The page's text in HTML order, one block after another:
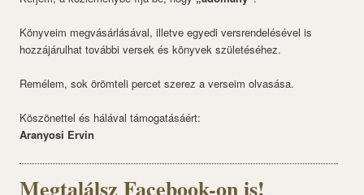
Könyveim megvásárlásával, illetve egyedi versrendelésével is
hozzájárulhat további versek és könyvek születéséhez.
Remélem, sok örömteli percet szerez a verseim olvasása.
Köszönettel és hálával támogatásáért:
Aranyosi Ervin
Megtalálsz Facebook-on is!